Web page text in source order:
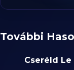
További
Cseréld Le